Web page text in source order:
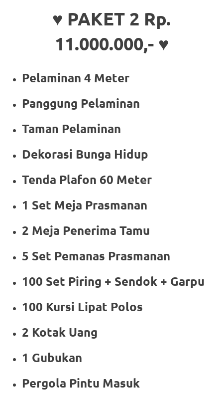
♥ PAKET 2 Rp.
11.000.000,- ♥
Pelaminan 4 Meter
Panggung Pelaminan
Taman Pelaminan
Dekorasi Bunga Hidup
Tenda Plafon 60 Meter
1 Set Meja Prasmanan
2 Meja Penerima Tamu
5 Set Pemanas Prasmanan
100 Set Piring + Sendok + Garpu
100 Kursi Lipat Polos
2 Kotak Uang
1 Gubukan
Pergola Pintu Masuk